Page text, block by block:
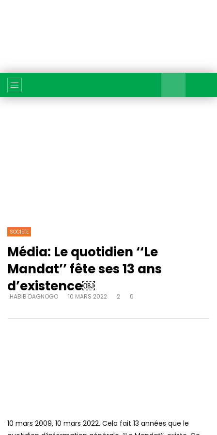
SOCIETE
Média: Le quotidien ‘‘Le
Mandat’’ fête ses 13 ans
d’existence￼
HABIB DAGNOGO 10 MARS 2022 2 0
10 mars 2009, 10 mars 2022. Cela fait 13 années que le